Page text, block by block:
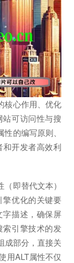
核心作用、优化
可访问性与搜
的编写原则、
开发者高效利
即替代文本）
优化的关键要
描述，确保屏
引擎技术的发
成部分，直接关
用ALT属性不仅